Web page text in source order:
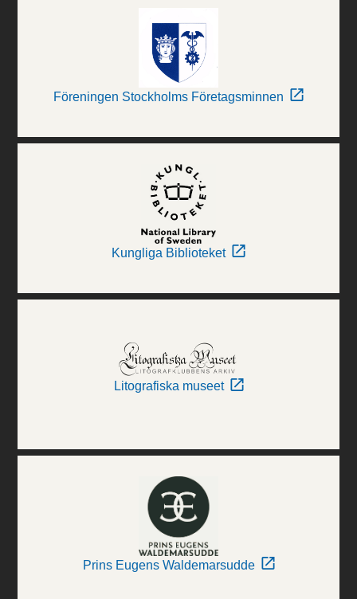
Föreningen Stockholms Företagsminnen
Kungliga Biblioteket
Litografiska museet
Prins Eugens Waldemarsudde